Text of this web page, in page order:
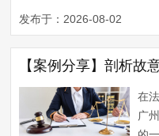
广
剖
道
情
款
经
发布于：2026-08-02
在
广